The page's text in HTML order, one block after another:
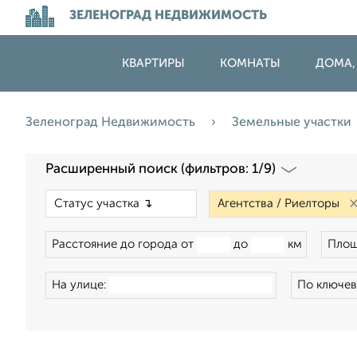
ЗЕЛЕНОГРАД НЕДВИЖИМОСТЬ
КВАРТИРЫ КОМНАТЫ ДОМА,
Зеленоград Недвижимость Земельные участки
Расширенный поиск (фильтров: 1/9)
×
Расстояние до города от до км
На улице: По